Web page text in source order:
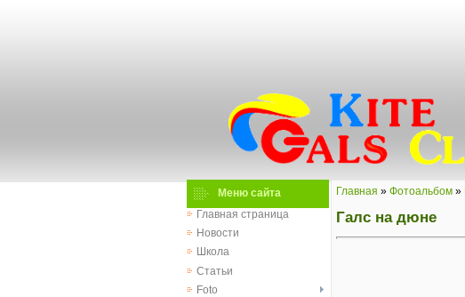
Меню сайта
Главная страница
Новости
Школа
Статьи
Foto
Главная » Фотоальбом »
Галс на дюне